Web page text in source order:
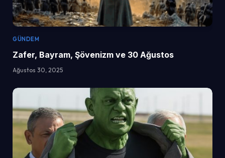
GÜNDEM
Zafer, Bayram, Şövenizm ve 30 Ağustos
Ağustos 30, 2025